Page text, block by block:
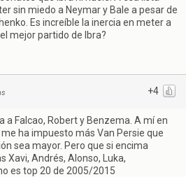
sin miedo a Neymar y Bale a pesar de
Es increíble la inercia en meter a
mejor partido de Ibra?
+4
a Falcao, Robert y Benzema. A mí en
ha impuesto más Van Persie que
sea mayor. Pero que si encima
Andrés, Alonso, Luka,
es top 20 de 2005/2015